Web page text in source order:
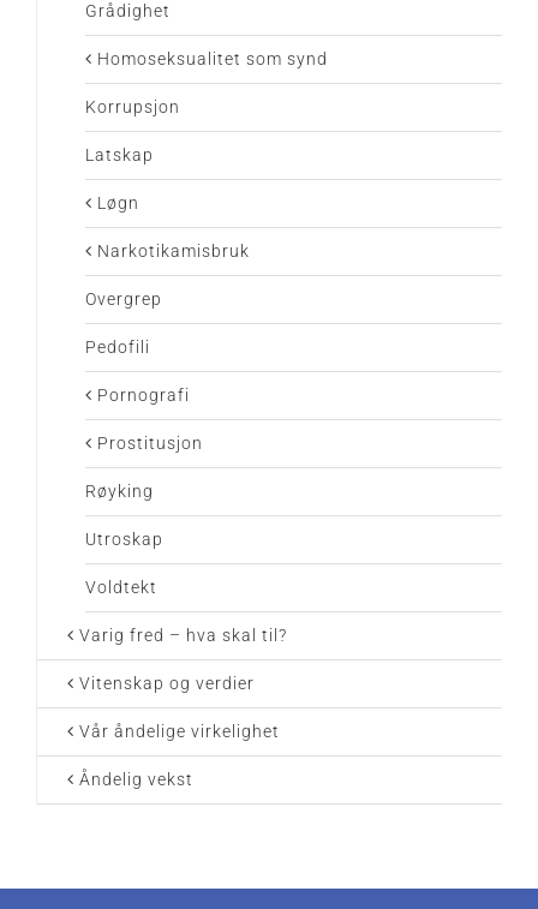
Grådighet
Homoseksualitet som synd
Korrupsjon
Latskap
Løgn
Narkotikamisbruk
Overgrep
Pedofili
Pornografi
Prostitusjon
Røyking
Utroskap
Voldtekt
Varig fred – hva skal til?
Vitenskap og verdier
Vår åndelige virkelighet
Åndelig vekst